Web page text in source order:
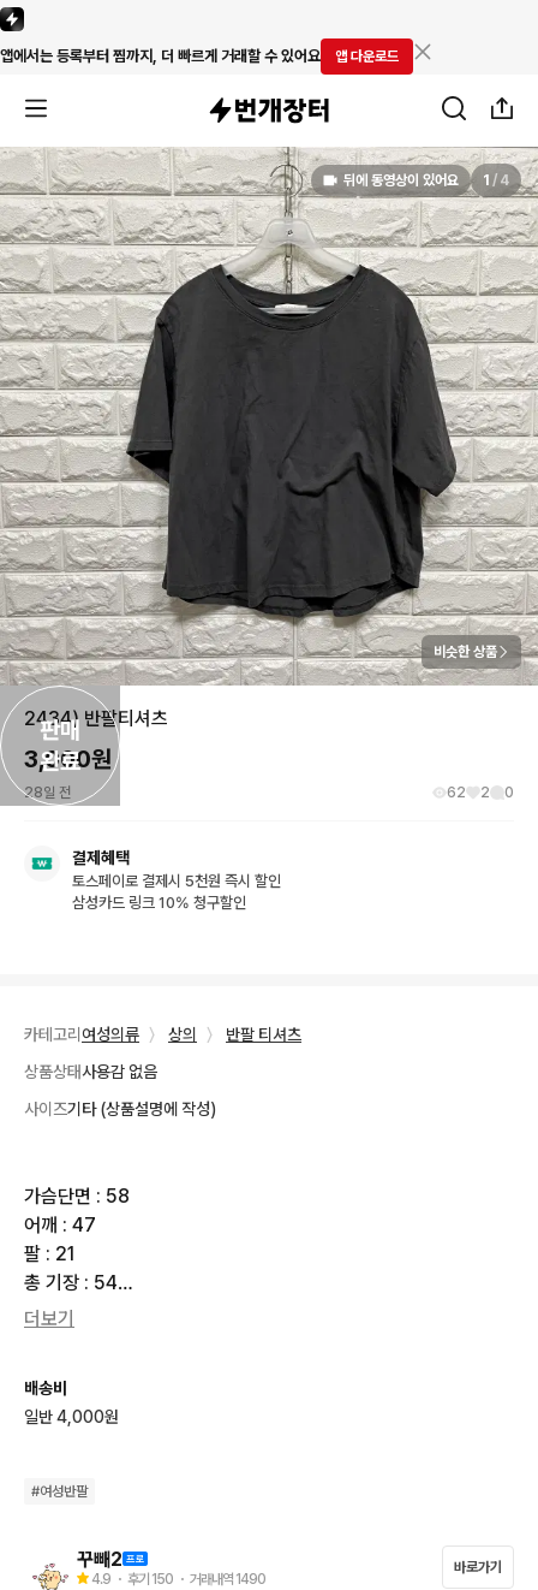
앱에서는 등록부터 찜까지, 더 빠르게 거래할 수 있어요 앱 다운로드
판매
완료
뒤에 동영상이 있어요 1 / 4
비슷한 상품
2434) 반팔티셔츠
3,000원
28일 전 62 2 0
결제혜택
토스페이로 결제시 5천원 즉시 할인
삼성카드 링크 10% 청구할인
카테고리 여성의류 〉 상의 〉
반팔 티셔츠
상품상태사용감 없음
사이즈기타 (상품설명에 작성)
가슴단면 : 58
어깨 : 47
팔 : 21
총 기장 : 54
스판 : o
★택배비 선불 4000원, 도서산간지역 7000원
★반값택배 X 우체국택배 X(CJ대한통운 일반택배만 이용)
★결제 후 3일간 보관 가능(이미 구매하신 보관물품 절대 취소 X)
→10시 전 결제확인 시 당일배송 가능
더보기
배송비
일반 4,000원
#여성반팔
꾸빼2
4.9 ・ 후기 150 ・ 거래내역 1490
바로가기